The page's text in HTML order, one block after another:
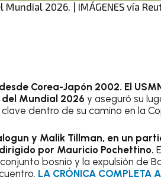
2026. | IMÁGENES vía
Corea-Japón 2002. El
Mundial 2026 y aseguró su
dentro de su camino en la
y Malik Tillman, en un
por Mauricio Pochettino.
bosnio y la expulsión de
LA CRÓNICA COMPLETA